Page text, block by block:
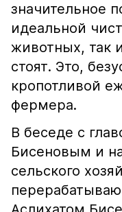
значительное
идеальной
животных, так
стоят. Это,
кропотливой
фермера.
В беседе с
Бисеновым и
сельского